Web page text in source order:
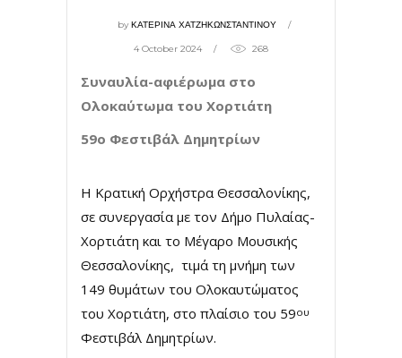
byΚΑΤΕΡΙΝΑ ΧΑΤΖΗΚΩΝΣΤΑΝΤΙΝΟΥ
4 October 2024 268
Συναυλία-αφιέρωμα στο
Ολοκαύτωμα του Χορτιάτη
59ο Φεστιβάλ Δημητρίων
Η Κρατική Ορχήστρα Θεσσαλονίκης,
σε συνεργασία με τον Δήμο Πυλαίας-
Χορτιάτη και το Μέγαρο Μουσικής
Θεσσαλονίκης, τιμά τη μνήμη των
149 θυμάτων του Ολοκαυτώματος
του Χορτιάτη, στο πλαίσιο του 59ου
Φεστιβάλ Δημητρίων.